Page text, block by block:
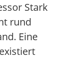
Stark
rund
Eine